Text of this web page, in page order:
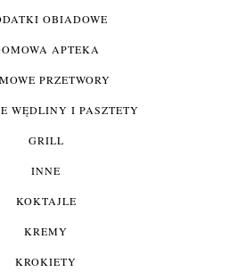
OBIADOWE
APTEKA
PRZETWORY
WĘDLINY I PASZTETY
GRILL
INNE
KOKTAJLE
KREMY
KROKIETY